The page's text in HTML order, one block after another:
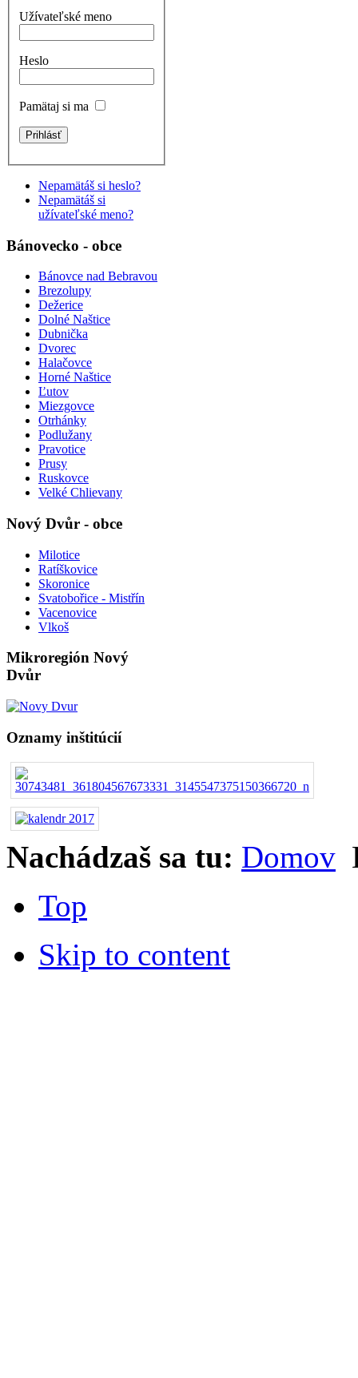
Užívateľské meno
Heslo
Pamätaj si ma
Nepamätáš si heslo?
Nepamätáš si
užívateľské meno?
Bánovecko - obce
Bánovce nad Bebravou
Brezolupy
Dežerice
Dolné Naštice
Dubnička
Dvorec
Halačovce
Horné Naštice
Ľutov
Miezgovce
Otrhánky
Podlužany
Pravotice
Prusy
Ruskovce
Velké Chlievany
Nový Dvůr - obce
Milotice
Ratíškovice
Skoronice
Svatobořice - Mistřín
Vacenovice
Vlkoš
Mikroregión Nový
Dvůr
Oznamy inštitúcií
Nachádzaš sa tu: Domov
Top
Skip to content